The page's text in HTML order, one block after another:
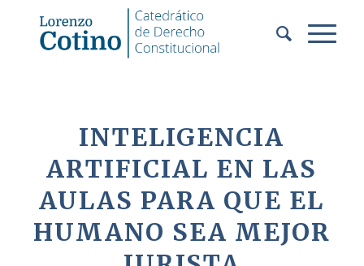
INTELIGENCIA
ARTIFICIAL EN LAS
AULAS PARA QUE EL
HUMANO SEA MEJOR